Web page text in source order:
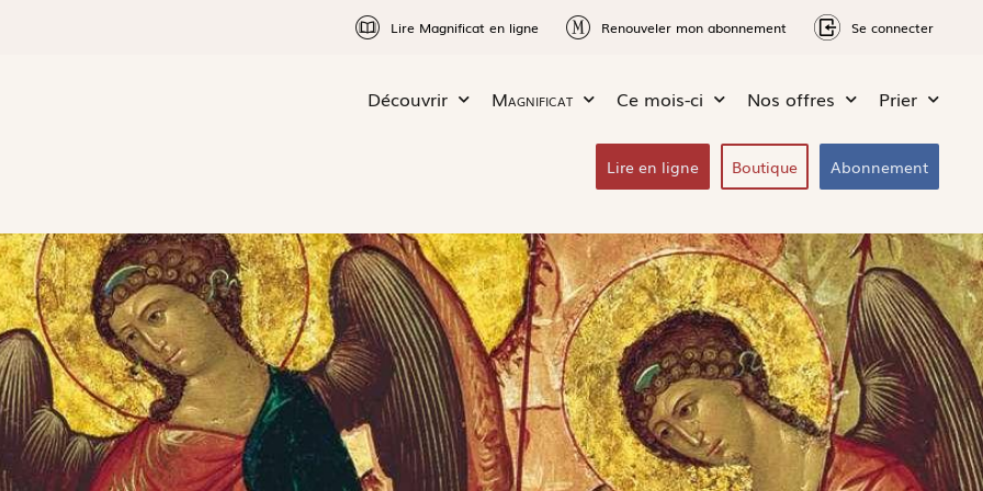
Lire Magnificat en ligne Renouveler mon abonnement Se connecter
Découvrir Magnificat Ce mois-ci Nos offres Prier
Lire en ligne Boutique Abonnement